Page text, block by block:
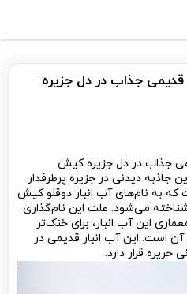
جذاب در دل جزیره‌
جذاب در دل جزیره‌ کیش
جاذبه دیدنی در جزیره پرطرفدار
به نام‌های آب انبار دوقلو کیش
می‌شود. علت این نام‌گذاری
و ۵ بادگیر در معماری این آب انبار، برای خنک‌تر
است. این آب انبار قدیمی در
قرار دارد.